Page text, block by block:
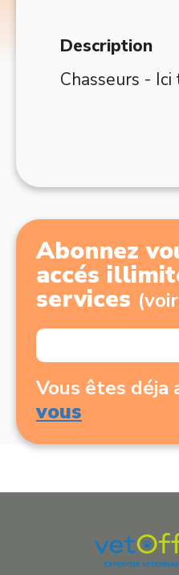
Description
Chasseurs -
Abonnez
accés
services
Vous êtes déja
vous